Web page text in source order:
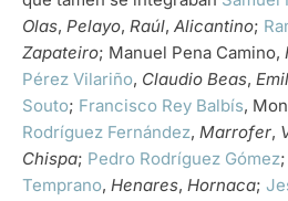
Olas, Pelayo, Raúl, Alicantino;
Zapateiro; Manuel Pena Camino,
Pérez Vilariño, Claudio Beas,
Souto; Francisco Rey Balbís,
Rodríguez Fernández, Marrofer,
Chispa; Pedro Rodríguez Gómez;
Temprano, Henares, Hornaca;